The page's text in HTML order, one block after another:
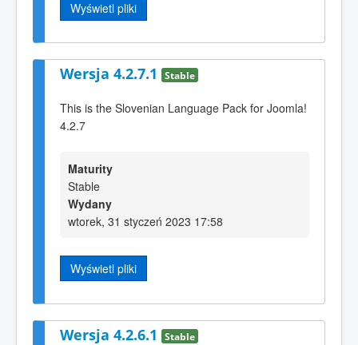
Wyświetl pliki
Wersja 4.2.7.1 Stable
This is the Slovenian Language Pack for Joomla!
4.2.7
Maturity
Stable
Wydany
wtorek, 31 styczeń 2023 17:58
Wyświetl pliki
Wersja 4.2.6.1 Stable